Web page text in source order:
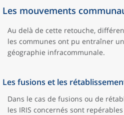
Les mouvements
Au delà de cette retouche,
les communes ont pu entraîner
géographie infracommunale.
Les fusions et les
Dans le cas de fusions ou de
les IRIS concernés sont